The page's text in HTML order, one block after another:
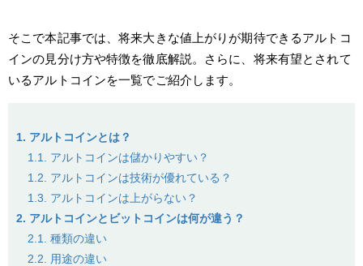
そこで本記事では、将来大きな値上がりが期待できるアルトコ
インの見分け方や特徴を徹底解説。さらに、将来有望とされて
いるアルトコインを一覧でご紹介します。
1. アルトコインとは？
1.1. アルトコインは儲かりやすい？
1.2. アルトコインは技術が優れている？
1.3. アルトコインは上がらない？
2. アルトコインとビットコインは何が違う？
2.1. 種類の違い
2.2. 用途の違い